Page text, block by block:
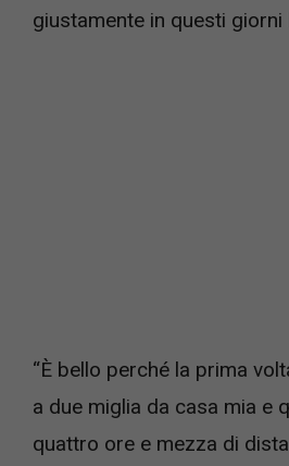
giustamente in questi
“È bello perché la prima
a due miglia da casa mia e
quattro ore e mezza di